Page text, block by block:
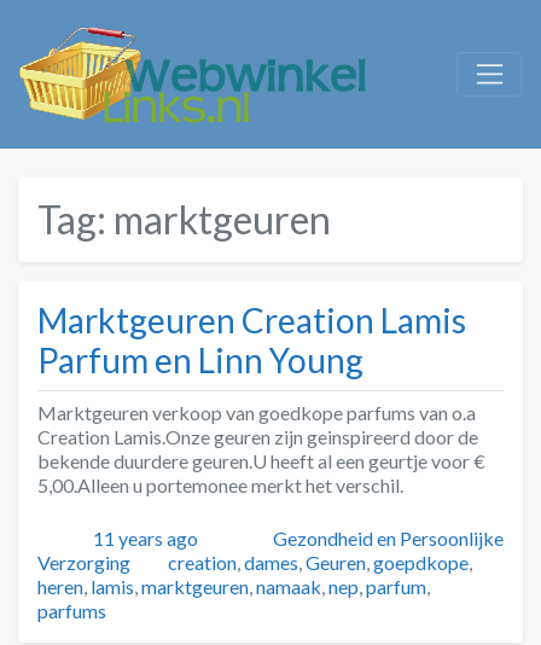
Tag: marktgeuren
Marktgeuren Creation Lamis
Parfum en Linn Young
Marktgeuren verkoop van goedkope parfums van o.a
Creation Lamis.Onze geuren zijn geinspireerd door de
bekende duurdere geuren.U heeft al een geurtje voor €
5,00.Alleen u portemonee merkt het verschil.
Geplaatst
11 years ago AuteurCategorieën
Gezondheid en Persoonlijke
Verzorging
Tags
creation dames Geuren goepdkope
heren lamis marktgeuren namaak nep parfum
parfums